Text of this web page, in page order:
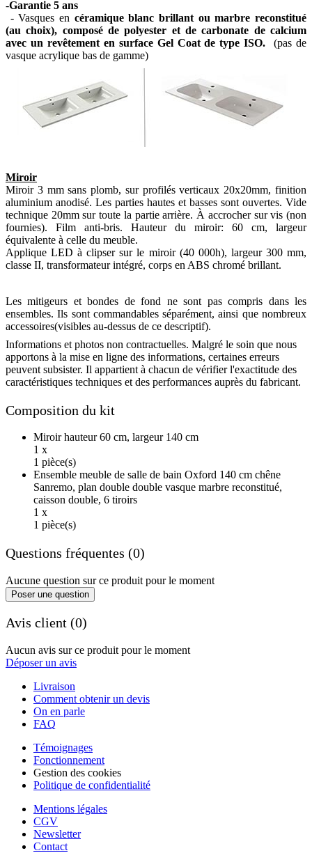
-Garantie 5 ans
- Vasques en céramique blanc brillant ou marbre reconstitué
(au choix), composé de polyester et de carbonate de calcium
avec un revêtement en surface Gel Coat de type ISO. (pas de
vasque acrylique bas de gamme)
Miroir
Miroir 3 mm sans plomb, sur profilés verticaux 20x20mm, finition
aluminium anodisé. Les parties hautes et basses sont ouvertes. Vide
technique 20mm sur toute la partie arrière. À accrocher sur vis (non
fournies). Film anti-bris. Hauteur du miroir: 60 cm, largeur
équivalente à celle du meuble.
Applique LED à clipser sur le miroir (40 000h), largeur 300 mm,
classe II, transformateur intégré, corps en ABS chromé brillant.
Les mitigeurs et bondes de fond ne sont pas compris dans les
ensembles. Ils sont commandables séparément, ainsi que nombreux
accessoires(visibles au-dessus de ce descriptif).
Informations et photos non contractuelles. Malgré le soin que nous
apportons à la mise en ligne des informations, certaines erreurs
peuvent subsister. Il appartient à chacun de vérifier l'exactitude des
caractéristiques techniques et des performances auprès du fabricant.
Composition du kit
Miroir hauteur 60 cm, largeur 140 cm
1 x
1 pièce(s)
Ensemble meuble de salle de bain Oxford 140 cm chêne
Sanremo, plan double double vasque marbre reconstitué,
caisson double, 6 tiroirs
1 x
1 pièce(s)
Questions fréquentes (0)
Aucune question sur ce produit pour le moment
Poser une question
Avis client (0)
Aucun avis sur ce produit pour le moment
Déposer un avis
Livraison
Comment obtenir un devis
On en parle
FAQ
Témoignages
Fonctionnement
Gestion des cookies
Politique de confidentialité
Mentions légales
CGV
Newsletter
Contact